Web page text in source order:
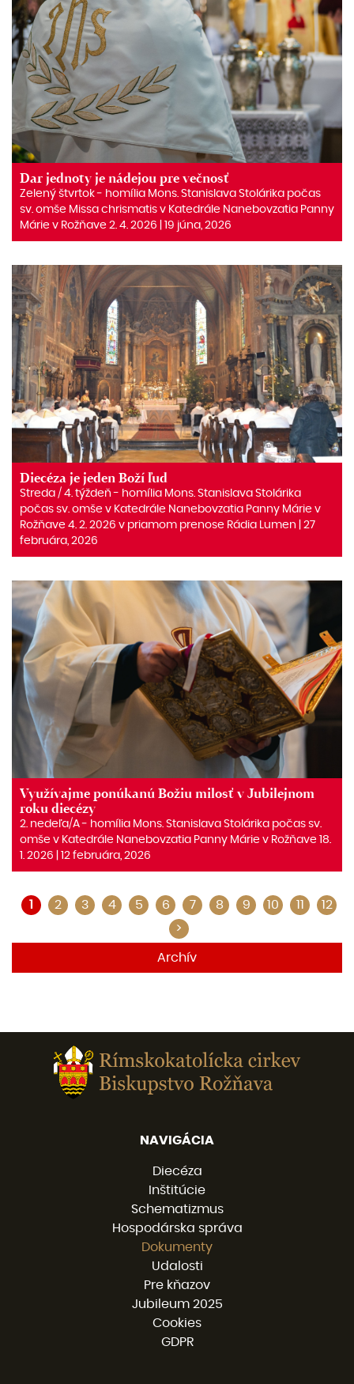
Dar jednoty je nádejou pre večnosť
Zelený štvrtok ‒ homília Mons. Stanislava Stolárika počas
sv. omše Missa chrismatis v Katedrále Nanebovzatia Panny
Márie v Rožňave 2. 4. 2026 | 19 júna, 2026
Diecéza je jeden Boží ľud
Streda / 4. týždeň - homília Mons. Stanislava Stolárika
počas sv. omše v Katedrále Nanebovzatia Panny Márie v
Rožňave 4. 2. 2026 v priamom prenose Rádia Lumen | 27
februára, 2026
Využívajme ponúkanú Božiu milosť v Jubilejnom
roku diecézy
2. nedeľa/A ‒ homília Mons. Stanislava Stolárika počas sv.
omše v Katedrále Nanebovzatia Panny Márie v Rožňave 18.
1. 2026 | 12 februára, 2026
1 2 3 4 5 6 7 8 9 10 11
12
>
Archív
NAVIGÁCIA
Diecéza
Inštitúcie
Schematizmus
Hospodárska správa
Dokumenty
Udalosti
Pre kňazov
Jubileum 2025
Cookies
GDPR